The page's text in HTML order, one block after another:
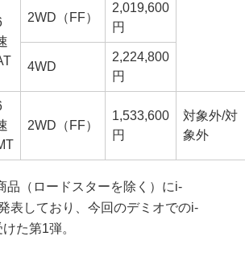
2WD（FF）
2,019,600
円
4WD
2,224,800
円
2WD（FF）
1,533,600
円
対象外/対
象外
（ロードスターを除く）にi-
表しており、今回のデミオでのi-
た第1弾。